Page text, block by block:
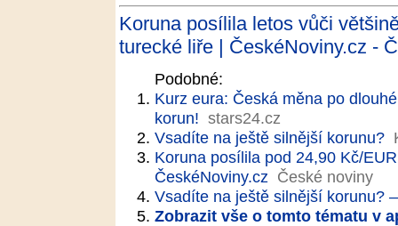
Koruna posílila letos vůči
turecké liře | ČeskéNoviny.cz -
Podobné:
Kurz eura: Česká měna po
korun! stars24.cz
Vsadíte na ještě silnější korunu?
Koruna posílila pod 24,90 Kč/
ČeskéNoviny.cz České noviny
Vsadíte na ještě silnější korunu?
Zobrazit vše o tomto tématu v